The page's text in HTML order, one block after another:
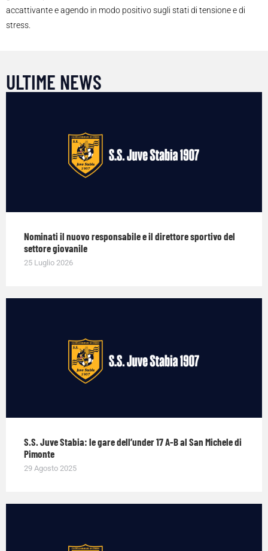
accattivante e agendo in modo positivo sugli stati di tensione e di
stress.
ULTIME NEWS
Nominati il nuovo responsabile e il direttore sportivo del
settore giovanile
25 Luglio 2026
S.S. Juve Stabia: le gare dell’under 17 A-B al San Michele di
Pimonte
29 Agosto 2025